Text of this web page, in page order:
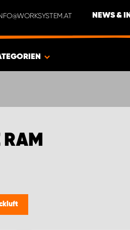
NEWS &